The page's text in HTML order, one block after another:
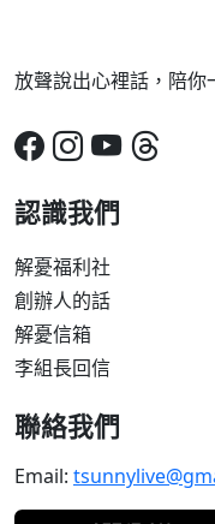
放聲說出心裡話，陪你
認識我們
解憂福利社
創辦人的話
解憂信箱
李組長回信
聯絡我們
Email: